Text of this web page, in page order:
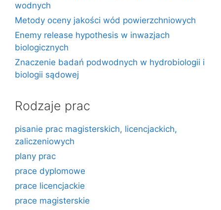
wodnych
Metody oceny jakości wód powierzchniowych
Enemy release hypothesis w inwazjach
biologicznych
Znaczenie badań podwodnych w hydrobiologii i
biologii sądowej
Rodzaje prac
pisanie prac magisterskich, licencjackich,
zaliczeniowych
plany prac
prace dyplomowe
prace licencjackie
prace magisterskie